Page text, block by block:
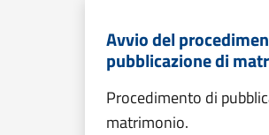
Avvio del
pubblicazione di
Procedimento di
matrimonio.